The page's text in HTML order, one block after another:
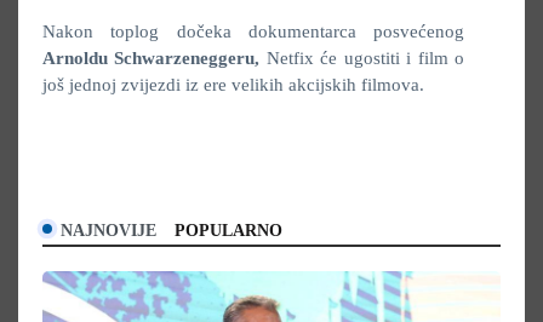
Nakon toplog dočeka dokumentarca posvećenog
Arnoldu Schwarzeneggeru, Netfix će ugostiti i film o
još jednoj zvijezdi iz ere velikih akcijskih filmova.
NAJNOVIJE POPULARNO